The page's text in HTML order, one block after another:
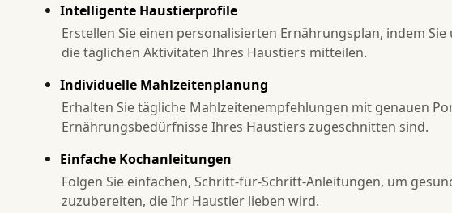
Intelligente Haustierprofile
Erstellen Sie einen personalisierten Ernährungsplan, indem Sie
die täglichen Aktivitäten Ihres Haustiers mitteilen.
Individuelle Mahlzeitenplanung
Erhalten Sie tägliche Mahlzeitenempfehlungen mit genauen
Ernährungsbedürfnisse Ihres Haustiers zugeschnitten sind.
Einfache Kochanleitungen
Folgen Sie einfachen, Schritt-für-Schritt-Anleitungen, um
zuzubereiten, die Ihr Haustier lieben wird.